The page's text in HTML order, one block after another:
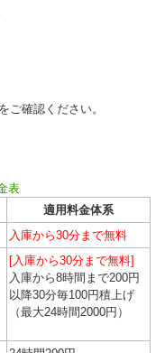
ご確認ください。
表
適用料金体系
入庫から30分まで無料
[入庫から30分まで無料]
入庫から8時間まで200円
以降30分毎100円積上げ
（最大24時間2000円）